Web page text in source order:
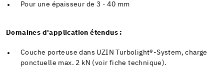
Pour une épaisseur de 3 - 40 mm
Domaines d'application étendus :
Couche porteuse dans UZIN Turbolight®-System, charge
ponctuelle max. 2 kN (voir fiche technique).